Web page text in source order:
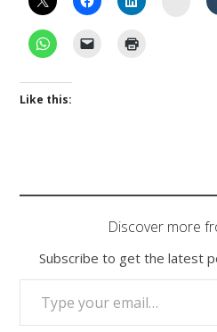
Like this:
Discover more
Subscribe to get the latest
TYPE YOUR EMAIL…